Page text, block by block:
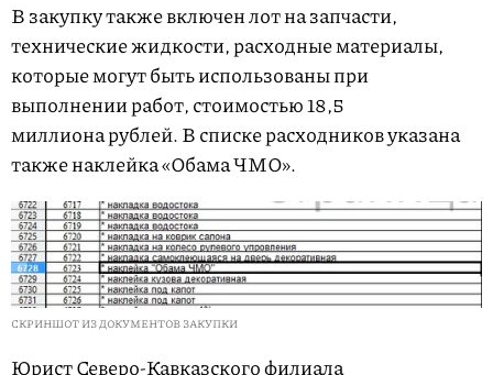
В закупку также включен лот на запчасти,
технические жидкости, расходные материалы,
которые могут быть использованы при
выполнении работ, стоимостью 18,5
миллиона рублей. В списке расходников указана
также наклейка «Обама ЧМО».
СКРИНШОТ ИЗ ДОКУМЕНТОВ ЗАКУПКИ
Юрист Северо-Кавказского филиала